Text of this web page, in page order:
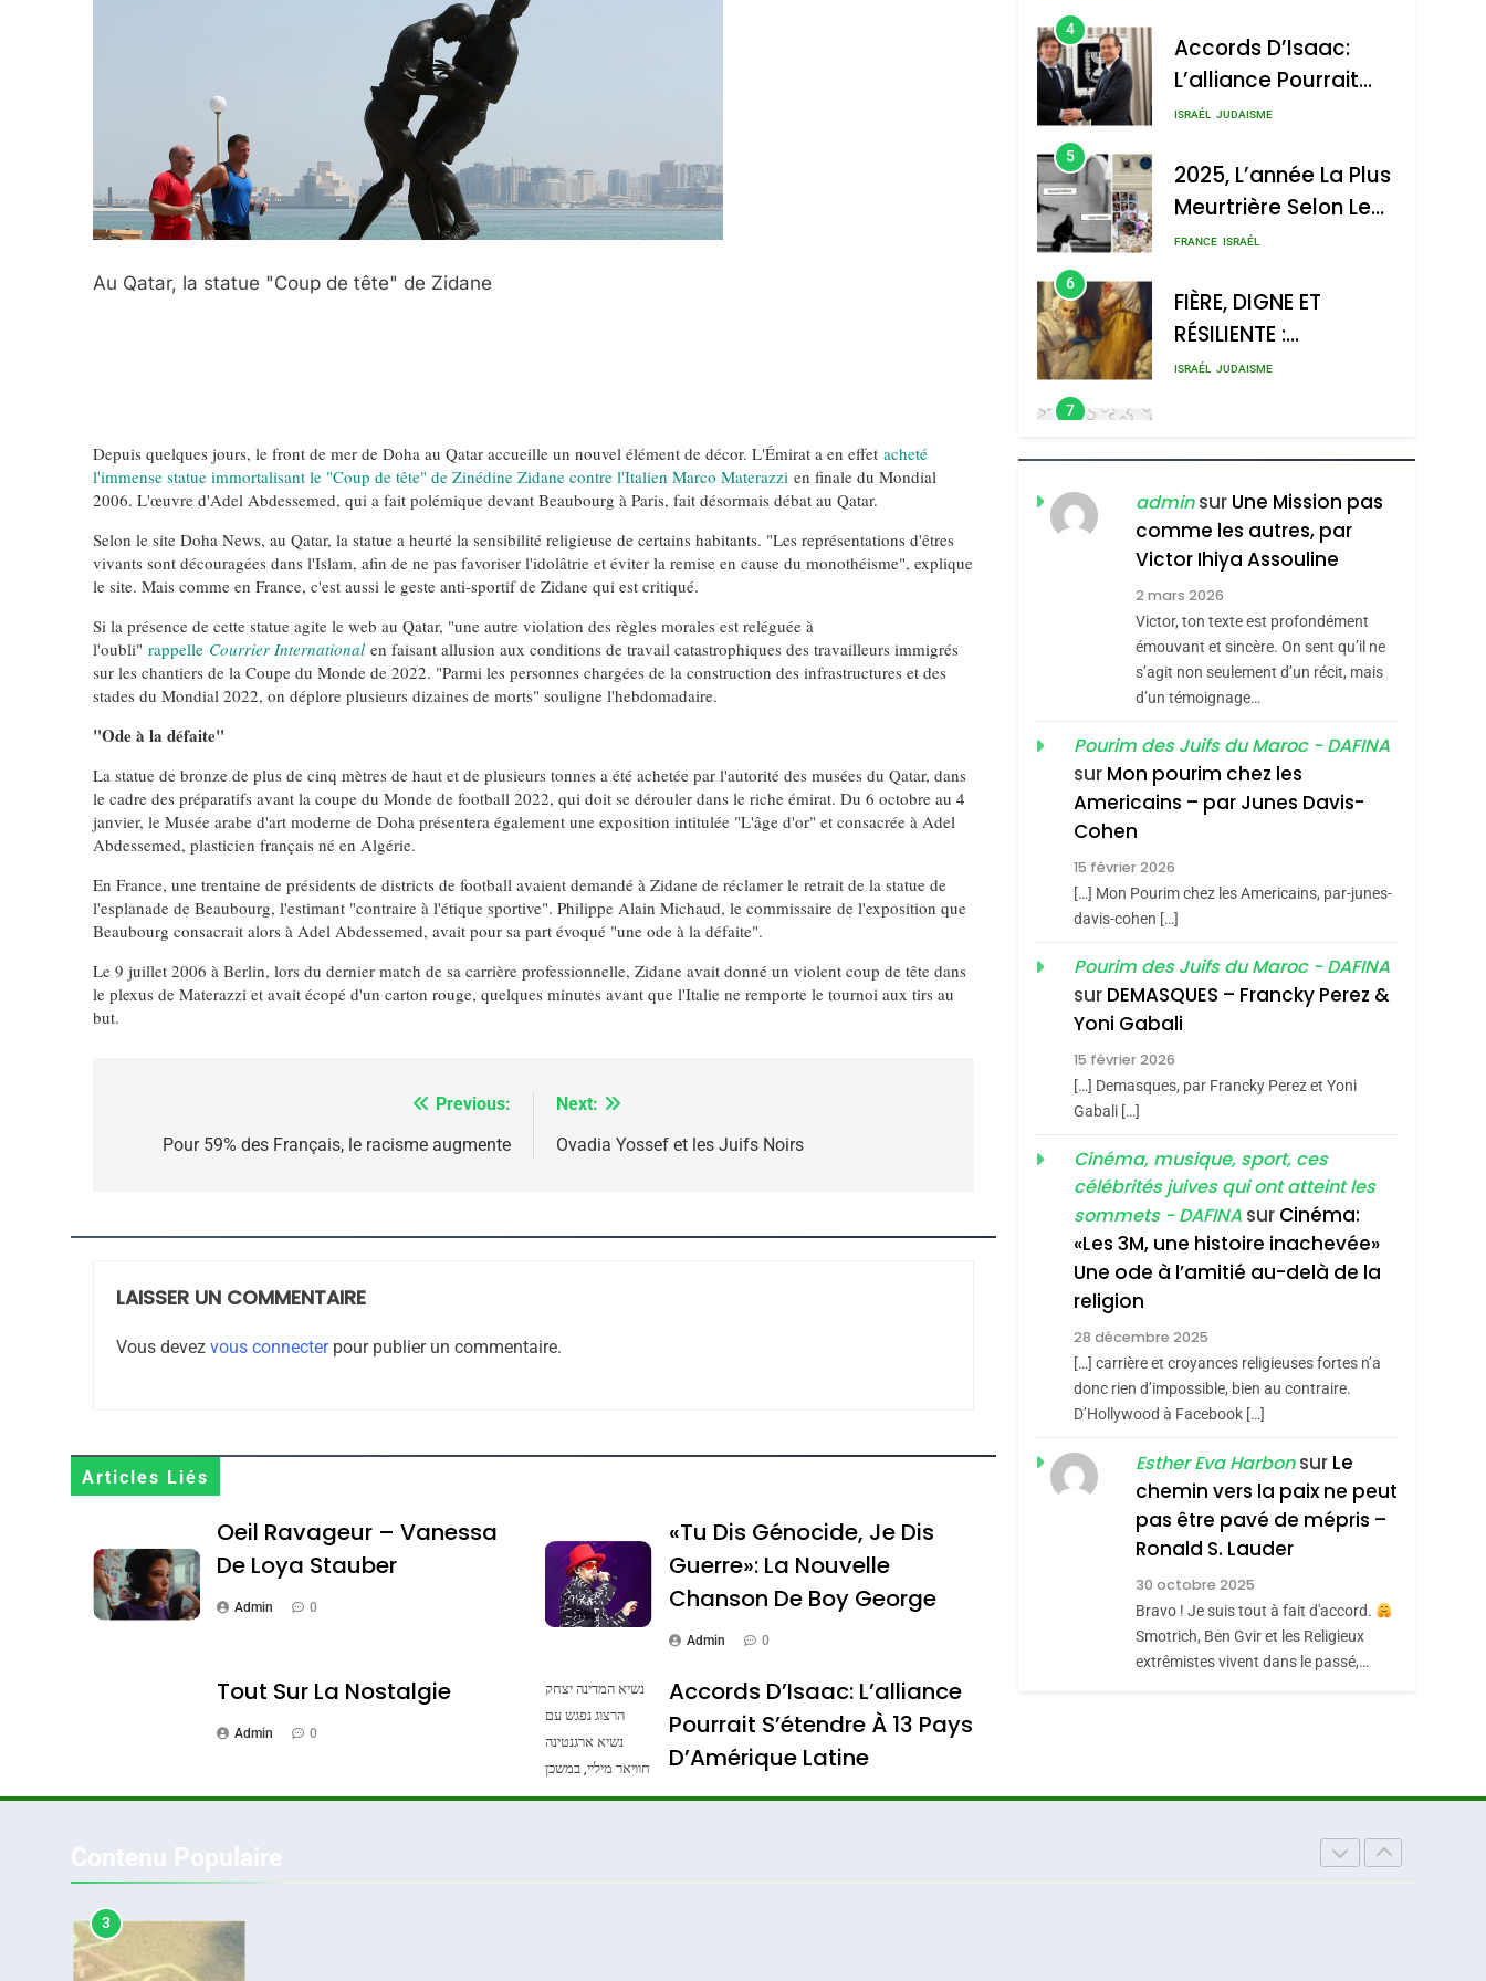
Au Qatar, la statue "Coup de tête" de Zidane
Depuis quelques jours, le front de mer de Doha au Qatar accueille un nouvel élément de décor. L'Émirat a en effet acheté
l'immense statue immortalisant le "Coup de tête" de Zinédine Zidane contre l'Italien Marco Materazzi en finale du Mondial
2006. L'œuvre d'Adel Abdessemed, qui a fait polémique devant Beaubourg à Paris, fait désormais débat au Qatar.
Selon le site Doha News, au Qatar, la statue a heurté la sensibilité religieuse de certains habitants. "Les représentations d'êtres
vivants sont découragées dans l'Islam, afin de ne pas favoriser l'idolâtrie et éviter la remise en cause du monothéisme", explique
le site. Mais comme en France, c'est aussi le geste anti-sportif de Zidane qui est critiqué.
Si la présence de cette statue agite le web au Qatar, "une autre violation des règles morales est reléguée à
l'oubli" rappelle Courrier International en faisant allusion aux conditions de travail catastrophiques des travailleurs immigrés
sur les chantiers de la Coupe du Monde de 2022. "Parmi les personnes chargées de la construction des infrastructures et des
stades du Mondial 2022, on déplore plusieurs dizaines de morts" souligne l'hebdomadaire.
"Ode à la défaite"
La statue de bronze de plus de cinq mètres de haut et de plusieurs tonnes a été achetée par l'autorité des musées du Qatar, dans
le cadre des préparatifs avant la coupe du Monde de football 2022, qui doit se dérouler dans le riche émirat. Du 6 octobre au 4
janvier, le Musée arabe d'art moderne de Doha présentera également une exposition intitulée "L'âge d'or" et consacrée à Adel
Abdessemed, plasticien français né en Algérie.
En France, une trentaine de présidents de districts de football avaient demandé à Zidane de réclamer le retrait de la statue de
l'esplanade de Beaubourg, l'estimant "contraire à l'étique sportive". Philippe Alain Michaud, le commissaire de l'exposition que
Beaubourg consacrait alors à Adel Abdessemed, avait pour sa part évoqué "une ode à la défaite".
Le 9 juillet 2006 à Berlin, lors du dernier match de sa carrière professionnelle, Zidane avait donné un violent coup de tête dans
le plexus de Materazzi et avait écopé d'un carton rouge, quelques minutes avant que l'Italie ne remporte le tournoi aux tirs au
but.
Previous:
Pour 59% des Français, le racisme augmente
Next:
Ovadia Yossef et les Juifs Noirs
LAISSER UN COMMENTAIRE
Vous devez vous connecterpour publier un commentaire.
Articles Liés
Oeil Ravageur – Vanessa
De Loya Stauber
Admin 0
«Tu Dis Génocide, Je Dis
Guerre»: La Nouvelle
Chanson De Boy George
Admin 0
Tout Sur La Nostalgie
Admin 0
נשיא המדינה יצחק
הרצוג נפגש עם
נשיא ארגנטינה
חוויאר מיליי, במשכן
הנשיא בירושלים.
Accords D’Isaac: L’alliance
Pourrait S’étendre À 13 Pays
D’Amérique Latine
Admin 0
4
Accords D’Isaac:
L’alliance Pourrait
S’étendre À 13 Pays
ISRAÉL JUDAISME
5
2025, L’année La Plus
Meurtrière Selon Le
Rapport D’ADL
L’antisémitisme
FRANCE ISRAÉL
6
FIÈRE, DIGNE ET
RÉSILIENTE :
POURQUOI JE
Zrihen-Dvir
ISRAÉL JUDAISME
7
MANQUE – Jacques
Hadida
JUDAISME
Maroc : Les Amandes
De Tafraout, Le Miel
De Tadla Azilal
Consacrés Produits
Du Terroir
DAFINA MAROC
Oeil Ravageur –
Vanessa De Loya
Stauber
CINEMA ISRAÉL
«Tu Dis Génocide, Je
Boy George
3
SOUVENIRS
4
Accords D’Isaac:
S’étendre À 13 Pays
2025, L’année La Plus
Meurtrière Selon Le
Rapport D’ADL
Contre
FRANCE ISRAÉL
6
RÉSILIENTE :
POURQUOI JE
REVENDIQUE MA
JUDAÏTE Par Thérèse
Zrihen-Dvir
ISRAÉL JUDAISME
CE QUI NOUS
MANQUE – Jacques
Hadida
JUDAISME
Maroc : Les Amandes
De Tafraout, Le Miel
De Tadla Azilal
Consacrés Produits
Du Terroir
DAFINA MAROC
adminsur Une Mission pas
comme les autres, par
Victor Ihiya Assouline
2 mars 2026
Victor, ton texte est profondément
émouvant et sincère. On sent qu’il ne
s’agit non seulement d’un récit, mais
d’un témoignage…
Pourim des Juifs du Maroc - DAFINA
sur Mon pourim chez les
Americains – par Junes Davis-
Cohen
15 février 2026
[…] Mon Pourim chez les Americains, par-junes-
davis-cohen […]
Pourim des Juifs du Maroc - DAFINA
sur DEMASQUES – Francky Perez &
Yoni Gabali
15 février 2026
[…] Demasques, par Francky Perez et Yoni
Gabali […]
Cinéma, musique, sport, ces
célébrités juives qui ont atteint les
sommets - DAFINA sur Cinéma:
«Les 3M, une histoire inachevée»
Une ode à l’amitié au-delà de la
religion
28 décembre 2025
[…] carrière et croyances religieuses fortes n’a
donc rien d’impossible, bien au contraire.
D’Hollywood à Facebook […]
Esther Eva Harbonsur Le
chemin vers la paix ne peut
pas être pavé de mépris –
Ronald S. Lauder
30 octobre 2025
Bravo ! Je suis tout à fait d'accord.
Smotrich, Ben Gvir et les Religieux
extrêmistes vivent dans le passé,…
2025, L’année La Plus Meurtrière Selon Le Rapport D’ADL Contre L’antisémitisme
FIÈRE, DIGNE ET RÉSILIENTE : POURQUOI JE REVENDIQUE MA JUDAÏTE Par Thérèse Zrihen-
Dvir
7
CE QUI NOUS MANQUE – Jacques Hadida
JUDAISME
Maroc : Les Amandes De Tafraout, Le Miel De Tadla Azilal Consacrés Produits Du
Oeil Ravageur – Vanessa De Loya Stauber
2
«Tu Dis Génocide, Je Dis Guerre»: La Nouvelle Chanson De Boy George
3